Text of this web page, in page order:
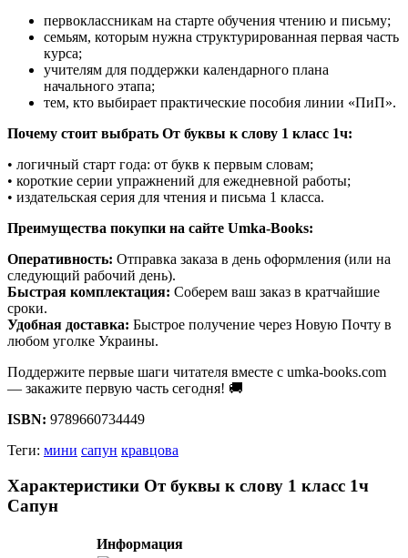
первоклассникам на старте обучения чтению и письму;
семьям, которым нужна структурированная первая часть
курса;
учителям для поддержки календарного плана
начального этапа;
тем, кто выбирает практические пособия линии «ПиП».
Почему стоит выбрать От буквы к слову 1 класс 1ч:
• логичный старт года: от букв к первым словам;
• короткие серии упражнений для ежедневной работы;
• издательская серия для чтения и письма 1 класса.
Преимущества покупки на сайте Umka-Books:
Оперативность: Отправка заказа в день оформления (или на
следующий рабочий день).
Быстрая комплектация: Соберем ваш заказ в кратчайшие
сроки.
Удобная доставка: Быстрое получение через Новую Почту в
любом уголке Украины.
Поддержите первые шаги читателя вместе с umka-books.com
— закажите первую часть сегодня! 🚚
ISBN: 9789660734449
Теги: мини сапун кравцова
Характеристики От буквы к слову 1 класс 1ч
Сапун
Информация